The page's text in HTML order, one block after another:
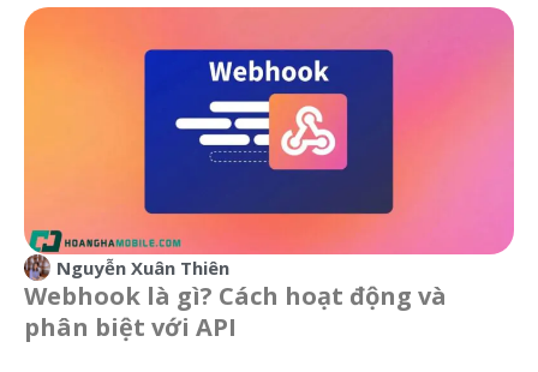
Nguyễn Xuân Thiên
Webhook là gì? Cách hoạt động và
phân biệt với API